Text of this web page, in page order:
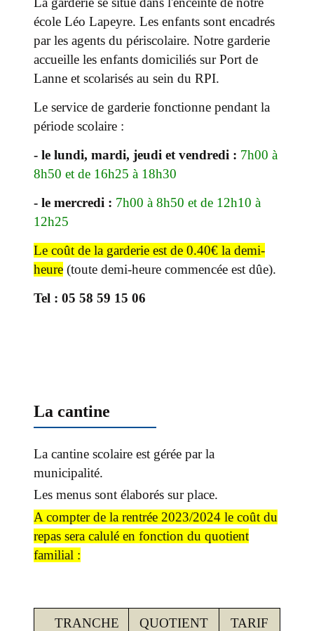
école Léo Lapeyre. Les enfants sont encadrés
par les agents du périscolaire. Notre garderie
accueille les enfants domiciliés sur Port de
Lanne et scolarisés au sein du RPI.
Le service de garderie fonctionne pendant la
période scolaire :
- le lundi, mardi, jeudi et vendredi : 7h00 à
8h50 et de 16h25 à 18h30
- le mercredi : 7h00 à 8h50 et de 12h10 à
12h25
Le coût de la garderie est de 0.40€ la demi-
heure (toute demi-heure commencée est dûe).
Tel : 05 58 59 15 06
La cantine
La cantine scolaire est gérée par la
municipalité.
Les menus sont élaborés sur place.
A compter de la rentrée 2023/2024 le coût du
repas sera calulé en fonction du quotient
familial :
TRANCHE
QUOTIENT
TARIF